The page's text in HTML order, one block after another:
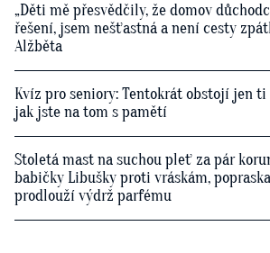
„Děti mě přesvědčily, že domov
řešení, jsem nešťastná a není cesty
Alžběta
Kvíz pro seniory: Tentokrát obstojí jen
jak jste na tom s pamětí
Stoletá mast na suchou pleť za pár
babičky Libušky proti vráskám,
prodlouží výdrž parfému